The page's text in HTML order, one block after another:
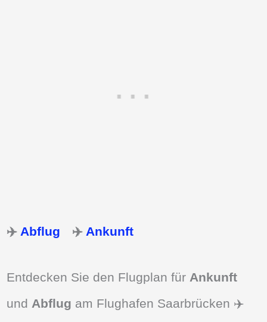
✈️ Abflug ✈️ Ankunft
Entdecken Sie den Flugplan für Ankunft
und Abflug am Flughafen Saarbrücken ✈️